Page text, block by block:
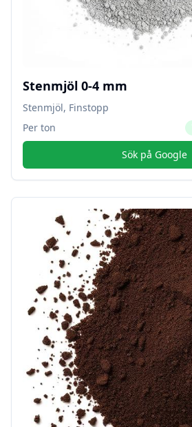
Stenmjöl 0-4 mm
Stenmjöl, Finstopp
Per ton
Sök på Google